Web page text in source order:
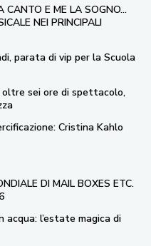
CANTO E ME LA SOGNO…
NEI PRINCIPALI
parata di vip per la Scuola
sei ore di spettacolo,
Cristina Kahlo
DI MAIL BOXES ETC.
l’estate magica di